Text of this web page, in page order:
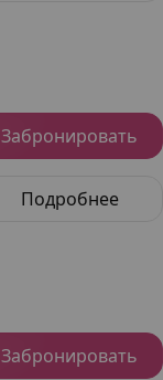
Забронировать
Подробнее
Забронировать